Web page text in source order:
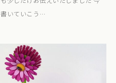
いていこう…